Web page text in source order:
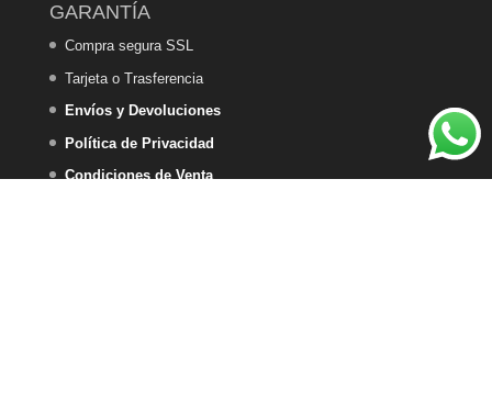
GARANTÍA
Compra segura SSL
Tarjeta o Trasferencia
Envíos y Devoluciones
Política de Privacidad
Condiciones de Venta